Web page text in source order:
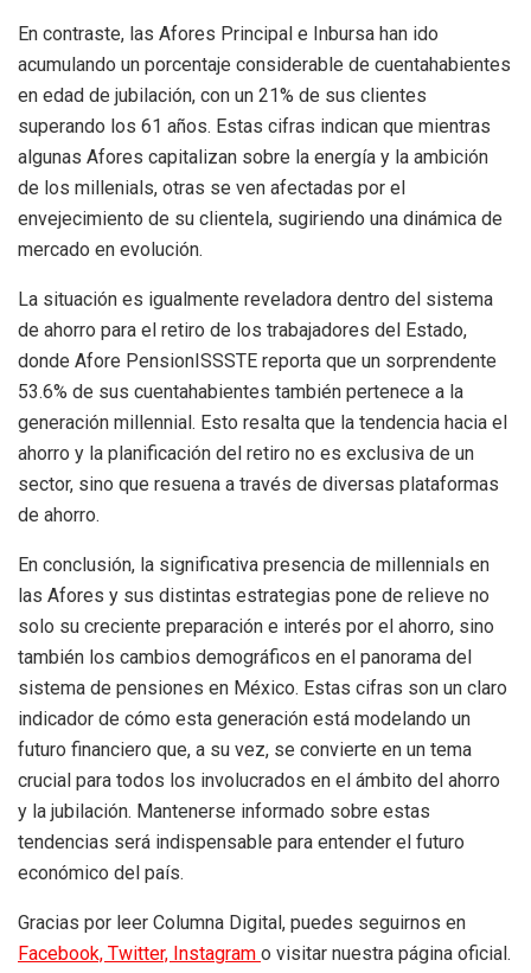
En contraste, las Afores Principal e Inbursa han ido
acumulando un porcentaje considerable de cuentahabientes
en edad de jubilación, con un 21% de sus clientes
superando los 61 años. Estas cifras indican que mientras
algunas Afores capitalizan sobre la energía y la ambición
de los millenials, otras se ven afectadas por el
envejecimiento de su clientela, sugiriendo una dinámica de
mercado en evolución.
La situación es igualmente reveladora dentro del sistema
de ahorro para el retiro de los trabajadores del Estado,
donde Afore PensionISSSTE reporta que un sorprendente
53.6% de sus cuentahabientes también pertenece a la
generación millennial. Esto resalta que la tendencia hacia el
ahorro y la planificación del retiro no es exclusiva de un
sector, sino que resuena a través de diversas plataformas
de ahorro.
En conclusión, la significativa presencia de millennials en
las Afores y sus distintas estrategias pone de relieve no
solo su creciente preparación e interés por el ahorro, sino
también los cambios demográficos en el panorama del
sistema de pensiones en México. Estas cifras son un claro
indicador de cómo esta generación está modelando un
futuro financiero que, a su vez, se convierte en un tema
crucial para todos los involucrados en el ámbito del ahorro
y la jubilación. Mantenerse informado sobre estas
tendencias será indispensable para entender el futuro
económico del país.
Gracias por leer Columna Digital, puedes seguirnos en
Facebook, Twitter, Instagram o visitar nuestra página oficial.